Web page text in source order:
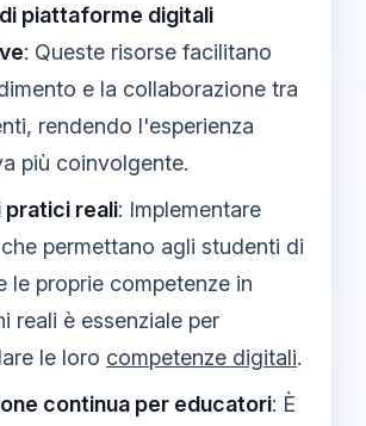
piattaforme digitali
: Queste risorse facilitano
e la collaborazione tra
rendendo l'esperienza
più coinvolgente.
pratici reali: Implementare
permettano agli studenti di
le proprie competenze in
reali è essenziale per
le loro competenze digitali.
continua per educatori: È